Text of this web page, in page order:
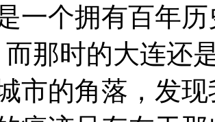
一个拥有百年
而那时的大连还
市的角落，发